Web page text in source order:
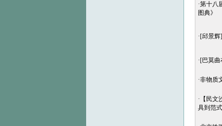
·第十八
图典》
·[邱景
·[巴莫
·非物质
· 【民
具到范